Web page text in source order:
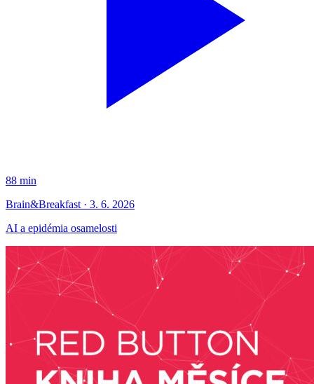
88 min
Brain&Breakfast · 3. 6. 2026
AI a epidémia osamelosti